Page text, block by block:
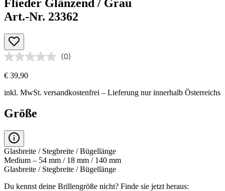
Flieder Glänzend / Grau
Art.-Nr. 23362
(0)
€ 39,90
inkl. MwSt. versandkostenfrei – Lieferung nur innerhalb Österreichs
Größe
Glasbreite / Stegbreite / Bügellänge
Medium – 54 mm / 18 mm / 140 mm
Glasbreite / Stegbreite / Bügellänge
Du kennst deine Brillengröße nicht? Finde sie jetzt heraus: